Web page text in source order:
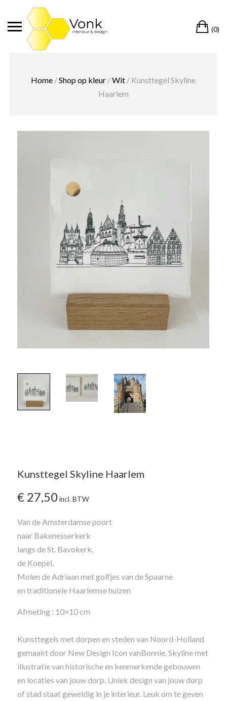
(0)
Home /Shop op kleur /Wit / Kunsttegel Skyline
Haarlem
Kunsttegel Skyline Haarlem
€ 27,50incl. BTW
Van de Amsterdamse poort
naar Bakenesserkerk
langs de St. Bavokerk,
de Koepel,
Molen de Adriaan met golfjes van de Spaarne
en traditionele Haarlemse huizen
Afmeting : 10×10 cm
Kunsttegels met dorpen en steden van Noord-Holland
gemaakt door New Design Icon vanBonnie.Skyline met
illustratie van historische en kenmerkende gebouwen
en locaties van jouw dorp. Uniek design van jouw dorp
of stad staat geweldig in je interieur. Leuk om te geven